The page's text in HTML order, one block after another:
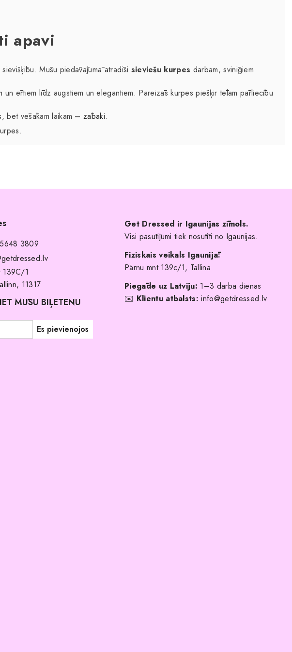
apavi
Mūsu piedāvājumā atradīsi sieviešu kurpes darbam, svinīgiem
ērtiem līdz augstiem un elegantiem. Pareizās kurpes piešķir tēlam pārliecību
, bet vēsākam laikam –zābaki.
5648 3809
139C/1
11317
MŪSU BIĻETENU
Get Dressed ir Igaunijas zīmols.
Visi pasūtījumi tiek nosūtīti no Igaunijas.
Fiziskais veikals Igaunijā:
Pärnu mnt 139c/1, Tallina
Piegāde uz Latviju: 1–3 darba dienas
✉️ Klientu atbalsts: info@getdressed.lv